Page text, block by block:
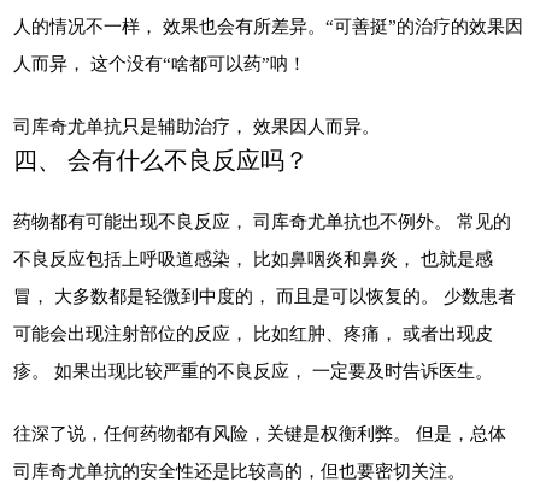
人的情况不一样， 效果也会有所差异。“可善挺”的治疗的效果因
人而异， 这个没有“啥都可以药”呐！
司库奇尤单抗只是辅助治疗， 效果因人而异。
四、 会有什么不良反应吗？
药物都有可能出现不良反应， 司库奇尤单抗也不例外。 常见的
不良反应包括上呼吸道感染， 比如鼻咽炎和鼻炎， 也就是感
冒， 大多数都是轻微到中度的， 而且是可以恢复的。 少数患者
可能会出现注射部位的反应， 比如红肿、疼痛， 或者出现皮
疹。 如果出现比较严重的不良反应， 一定要及时告诉医生。
往深了说，任何药物都有风险，关键是权衡利弊。 但是，总体
司库奇尤单抗的安全性还是比较高的，但也要密切关注。